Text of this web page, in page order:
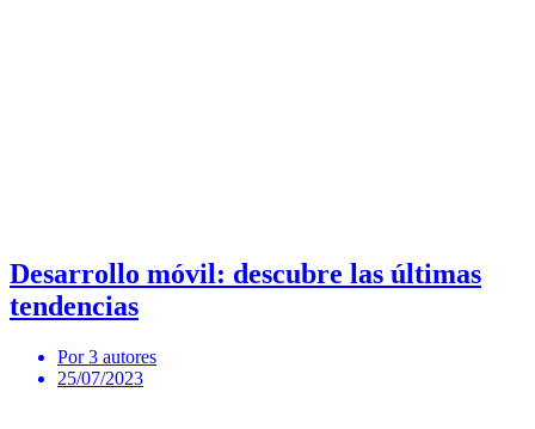
Desarrollo móvil: descubre las últimas
tendencias
Por 3 autores
25/07/2023